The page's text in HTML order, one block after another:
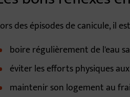
des épisodes de canicule, il
boire régulièrement de l'eau
éviter les efforts physiques
maintenir son logement au